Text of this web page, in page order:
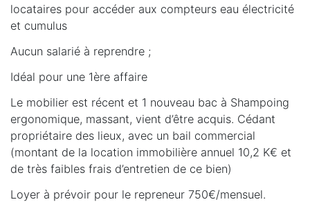
locataires pour accéder aux compteurs eau électricité
et cumulus
Aucun salarié à reprendre ;
Idéal pour une 1ère affaire
Le mobilier est récent et 1 nouveau bac à Shampoing
ergonomique, massant, vient d’être acquis. Cédant
propriétaire des lieux, avec un bail commercial
(montant de la location immobilière annuel 10,2 K€ et
de très faibles frais d’entretien de ce bien)
Loyer à prévoir pour le repreneur 750€/mensuel.